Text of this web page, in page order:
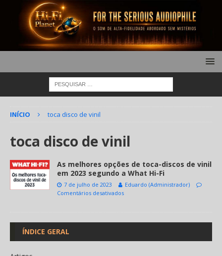
INÍCIO toca disco de vinil
toca disco de vinil
As melhores opções de toca-discos de vinil
em 2023 segundo a What Hi-Fi
7 de julho de 2023
Eduardo (Administrador)
Comentários desativados
ÍNDICE GERAL